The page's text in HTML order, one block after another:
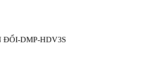
DMP-HDV3S